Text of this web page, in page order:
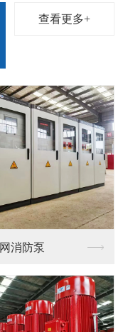
查看更多+
立式单级管道离心泵